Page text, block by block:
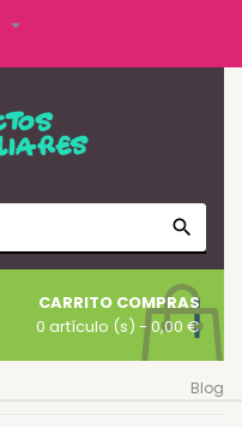

search
CARRITO COMPRAS
0 artículo (s) - 0,00 €
Blog